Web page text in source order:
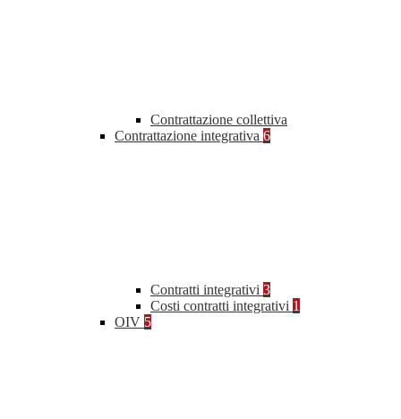
Contrattazione collettiva
Contrattazione integrativa 6
Contratti integrativi 3
Costi contratti integrativi 1
OIV 5